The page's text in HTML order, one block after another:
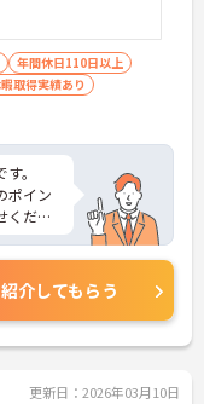
年間休日110日以上
取得実績あり
。
ポイン
くださ
紹介してもらう
更新日：2026年03月10日